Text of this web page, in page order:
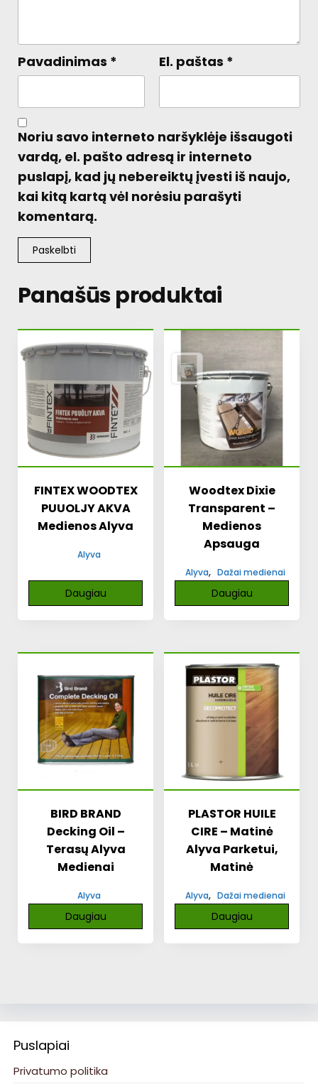
Pavadinimas * El. paštas *
Noriu savo interneto naršyklėje išsaugoti
vardą, el. pašto adresą ir interneto
puslapį, kad jų nebereiktų įvesti iš naujo,
kai kitą kartą vėl norėsiu parašyti
komentarą.
Panašūs produktai
FINTEX WOODTEX
PUUOLJY AKVA
Medienos Alyva
Alyva
Daugiau
Woodtex Dixie
Transparent –
Medienos
Apsauga
Alyva, Dažai medienai
Daugiau
BIRD BRAND
Decking Oil –
Terasų Alyva
Medienai
Alyva
Daugiau
PLASTOR HUILE
CIRE – Matinė
Alyva Parketui,
Matinė
Alyva, Dažai medienai
Daugiau
Puslapiai
Privatumo politika